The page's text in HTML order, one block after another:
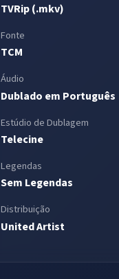
TVRip (.mkv)
Fonte
TCM
Áudio
Dublado em Português
Estúdio de Dublagem
Telecine
Legendas
Sem Legendas
Distribuição
United Artist